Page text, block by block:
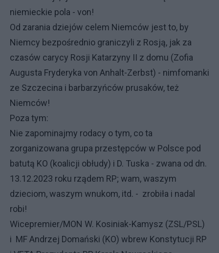
niemieckie pola - von!
Od zarania dziejów celem Niemców jest to, by
Niemcy bezpośrednio graniczyli z Rosją, jak za
czasów carycy Rosji Katarzyny II z domu (Zofia
Augusta Fryderyka von Anhalt-Zerbst) - nimfomanki
ze Szczecina i barbarzyńców prusaków, też
Niemców!
Poza tym:
Nie zapominajmy rodacy o tym, co ta
zorganizowana grupa przestępców w Polsce pod
batutą KO (koalicji obłudy) i D. Tuska - zwana od dn.
13.12.2023 roku rządem RP; wam, waszym
dzieciom, waszym wnukom, itd. - zrobiła i nadal
robi!
Wicepremier/MON W. Kosiniak-Kamysz (ZSL/PSL)
i MF Andrzej Domański (KO) wbrew Konstytucji RP